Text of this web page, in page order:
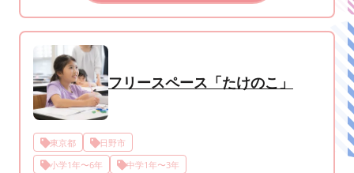
フリースペース「たけのこ」
東京都
日野市
小学1年〜6年
中学1年〜3年